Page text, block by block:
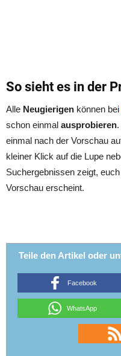
So sieht es in der
Alle Neugierigen können bei
schon einmal ausprobieren
einmal nach der Vorschau
kleiner Klick auf die Lupe
Suchergebnissen zeigt,
Vorschau erscheint.
Teile den Artikel oder
Facebook
WhatsApp